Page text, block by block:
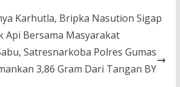
Karhutla, Bripka Nasution Sigap
Api Bersama Masyarakat
Satresnarkoba Polres Gumas
3,86 Gram Dari Tangan BY